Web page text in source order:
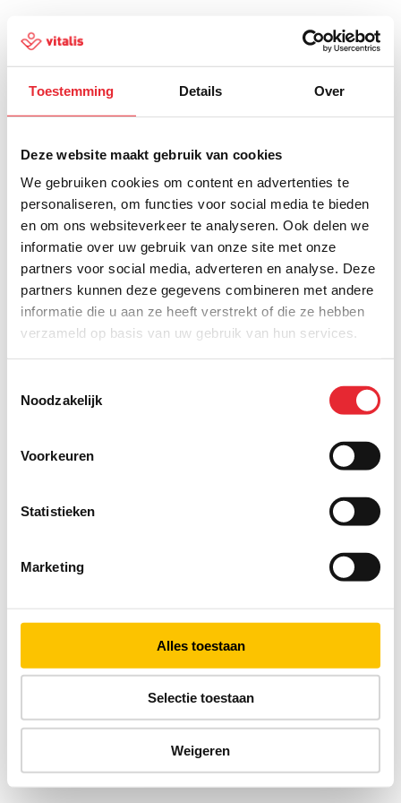
Toestemming Details Over
Deze website maakt gebruik van cookies
We gebruiken cookies om content en advertenties te
personaliseren, om functies voor social media te bieden
en om ons websiteverkeer te analyseren. Ook delen we
informatie over uw gebruik van onze site met onze
partners voor social media, adverteren en analyse. Deze
partners kunnen deze gegevens combineren met andere
informatie die u aan ze heeft verstrekt of die ze hebben
verzameld op basis van uw gebruik van hun services.
Noodzakelijk
Voorkeuren
Statistieken
Marketing
Alles toestaan
Selectie toestaan
Weigeren
500
Er is iets fout gegaan
Probeer het later opnieuw of ga terug naar de
homepagina.